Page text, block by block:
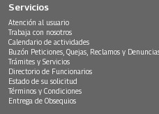
Servicios
Atención al usuario
Trabaja con nosotros
Calendario de actividades
Buzón Peticiones, Quejas, Reclamos y
Trámites y Servicios
Directorio de Funcionarios
Estado de su solicitud
Términos y Condiciones
Entrega de Obsequios